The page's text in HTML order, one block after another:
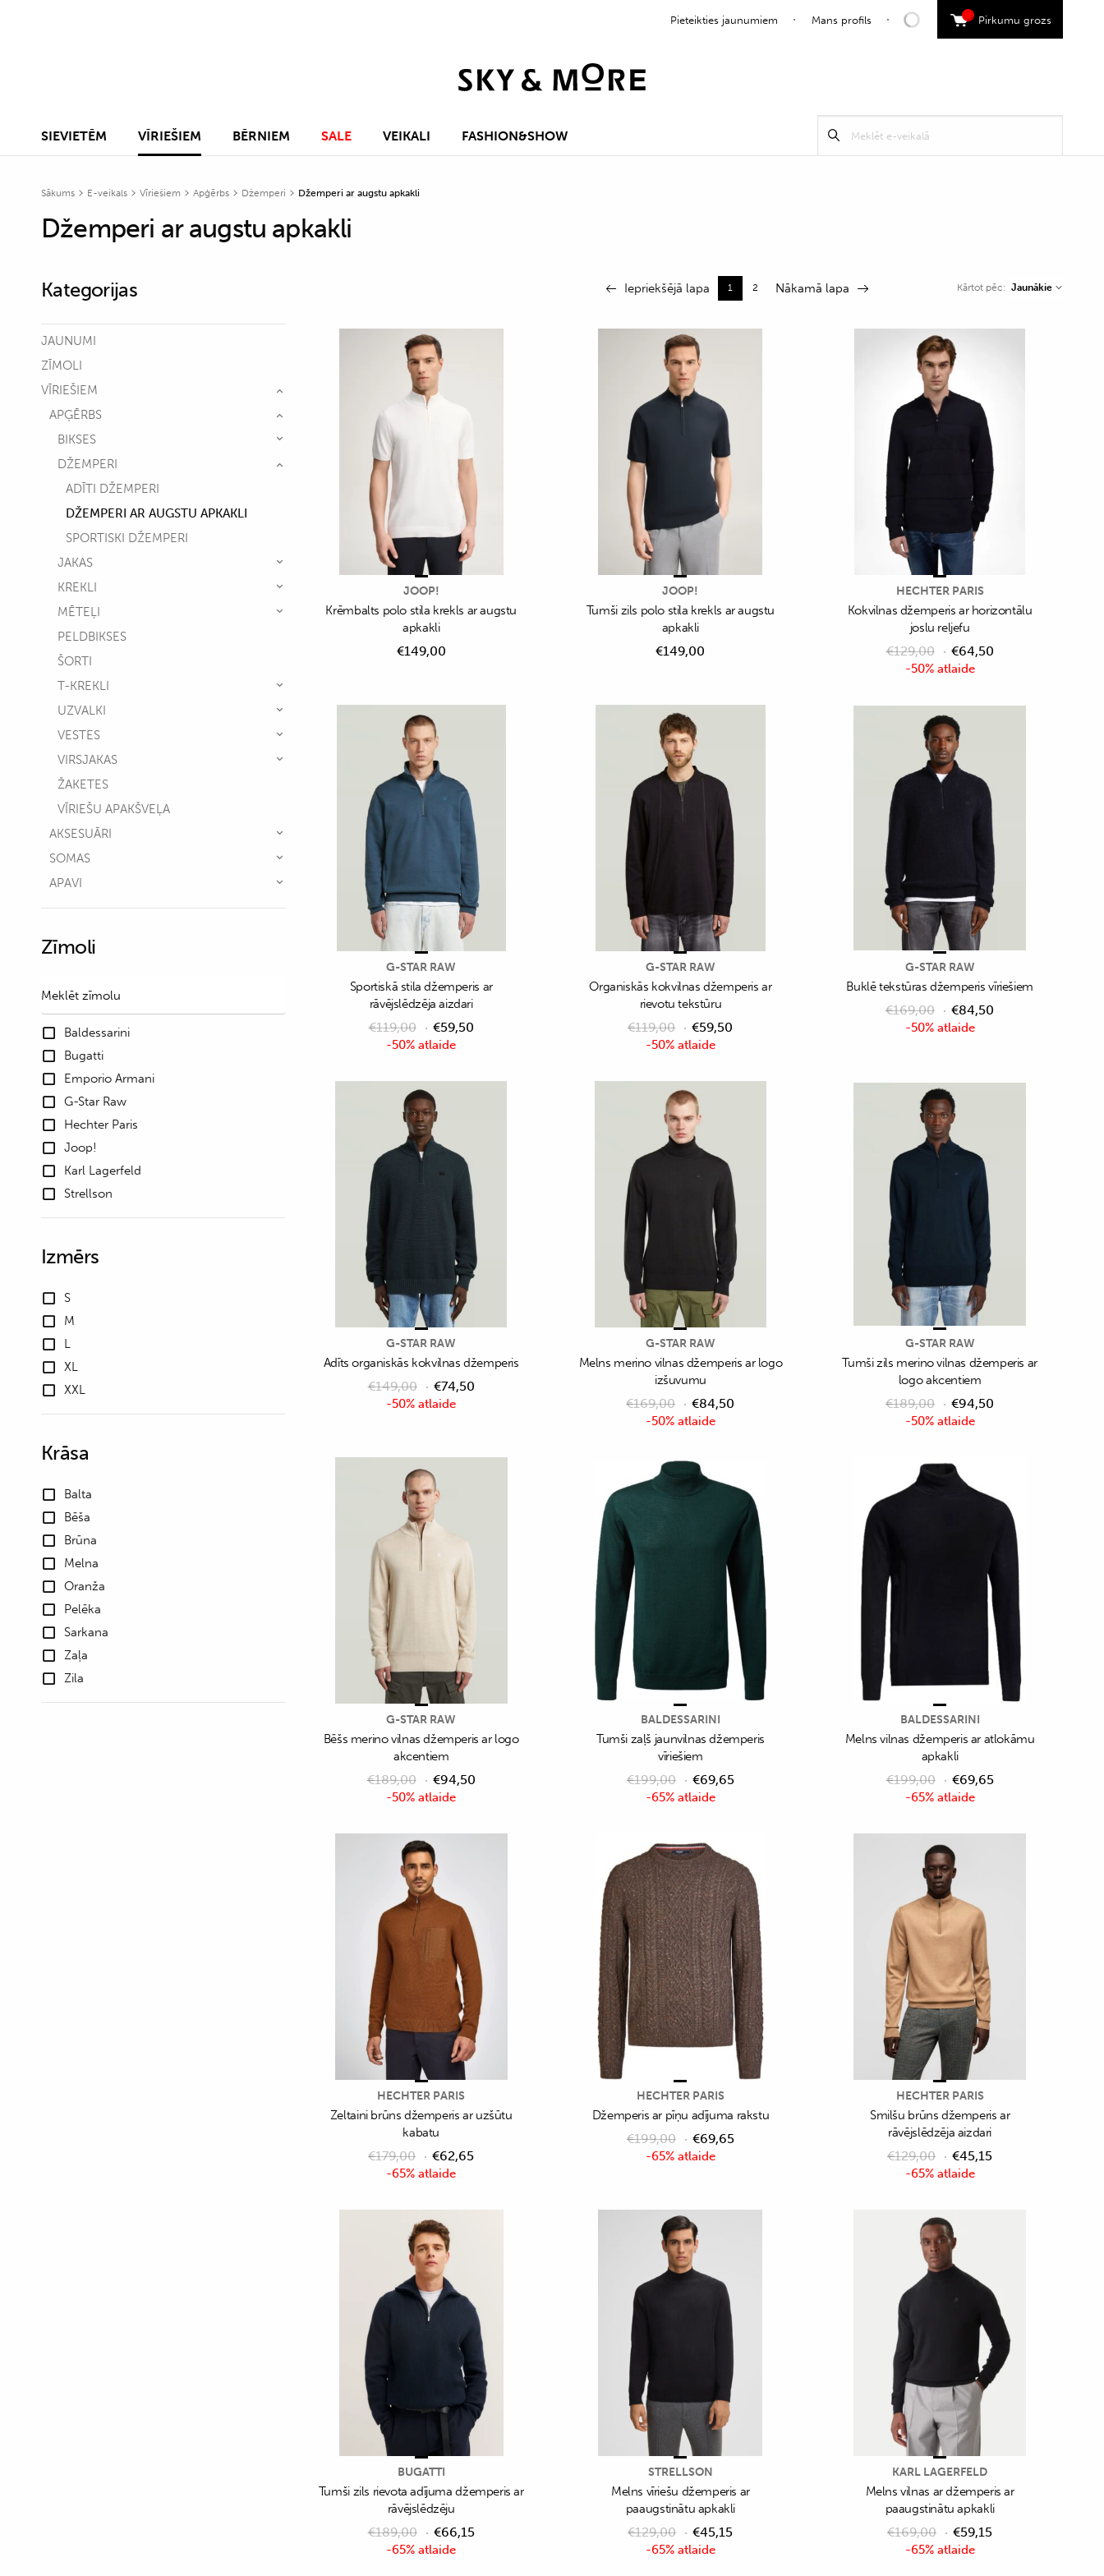
Pieteikties jaunumiem Mans profils Pirkumu grozs
0
SIEVIETĒM VĪRIEŠIEM BĒRNIEM SALE VEIKALI FASHION&SHOW Meklēt
Sākums E-veikals Vīriešiem Apģērbs Džemperi Džemperi ar augstu apkakli
Džemperi ar augstu apkakli
Iepriekšējā lapa 1 2 Nākamā lapa Kārtot pēc: Jaunākie
JOOP!
Krēmbalts polo stila krekls ar augstu
apkakli
€149,00
JOOP!
Tumši zils polo stila krekls ar augstu
apkakli
€149,00
-50% atlaide
HECHTER PARIS
Kokvilnas džemperis ar horizontālu
joslu reljefu
€129,00 €64,50
-50% atlaide
G-STAR RAW
Sportiskā stila džemperis ar
rāvējslēdzēja aizdari
€119,00 €59,50
-50% atlaide
G-STAR RAW
Organiskās kokvilnas džemperis ar
rievotu tekstūru
€119,00 €59,50 -50% atlaide
G-STAR RAW
Buklē tekstūras džemperis vīriešiem
€169,00 €84,50
-50% atlaide
G-STAR RAW
Adīts organiskās kokvilnas džemperis
€149,00 €74,50
-50% atlaide
G-STAR RAW
Melns merino vilnas džemperis ar logo
izšuvumu
€169,00 €84,50
-50% atlaide
G-STAR RAW
Tumši zils merino vilnas džemperis ar
logo akcentiem
€189,00 €94,50
-50% atlaide
G-STAR RAW
Bēšs merino vilnas džemperis ar logo
akcentiem
€189,00 €94,50
-65% atlaide
BALDESSARINI
Tumši zaļš jaunvilnas džemperis
vīriešiem
€199,00 €69,65
-65% atlaide
BALDESSARINI
Melns vilnas džemperis ar atlokāmu
apkakli
€199,00 €69,65
-65% atlaide
HECHTER PARIS
Zeltaini brūns džemperis ar uzšūtu
kabatu
€179,00 €62,65 -65% atlaide
HECHTER PARIS
Džemperis ar pīņu adījuma rakstu
€199,00 €69,65
-65% atlaide
HECHTER PARIS
Smilšu brūns džemperis ar
rāvējslēdzēja aizdari
€129,00 €45,15
-65% atlaide
BUGATTI
Tumši zils rievota adījuma džemperis ar
rāvējslēdzēju
€189,00 €66,15
-65% atlaide
STRELLSON
Melns vīriešu džemperis ar
paaugstinātu apkakli
€129,00 €45,15
-65% atlaide
KARL LAGERFELD
Melns vilnas ar džemperis ar
paaugstinātu apkakli
€169,00 €59,15
Kategorijas
JAUNUMI
ZĪMOLI
VĪRIEŠIEM
APĢĒRBS
BIKSES
DŽEMPERI
ADĪTI DŽEMPERI
DŽEMPERI AR AUGSTU APKAKLI
SPORTISKI DŽEMPERI
JAKAS
KREKLI
MĒTEĻI
PELDBIKSES
ŠORTI
T-KREKLI
UZVALKI
VESTES
VIRSJAKAS
ŽAKETES
VĪRIEŠU APAKŠVEĻA
AKSESUĀRI
SOMAS
APAVI
Zīmoli
Baldessarini
Bugatti
Emporio Armani
G-Star Raw
Hechter Paris
Joop!
Karl Lagerfeld
Strellson
Izmērs
S
M
L
XL
XXL
Krāsa
Balta
Bēša
Brūna
Melna
Oranža
Pelēka
Sarkana
Zaļa
Zila